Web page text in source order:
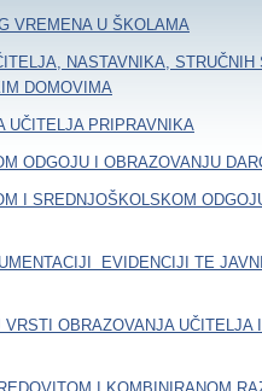
VREMENA U ŠKOLAMA
NASTAVNIKA,
DOMOVIMA
UČITELJA PRIPRAVNIKA
ODGOJU I OBRAZOVANJU
I SREDNJOŠKOLSKOM
EVIDENCIJI TE
OBRAZOVANJA